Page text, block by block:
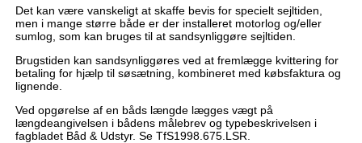
Det kan være vanskeligt at skaffe bevis for specielt sejltiden,
men i mange større både er der installeret motorlog og/eller
sumlog, som kan bruges til at sandsynliggøre sejltiden.
Brugstiden kan sandsynliggøres ved at fremlægge kvittering for
betaling for hjælp til søsætning, kombineret med købsfaktura og
lignende.
Ved opgørelse af en båds længde lægges vægt på
længdeangivelsen i bådens målebrev og typebeskrivelsen i
fagbladet Båd & Udstyr. Se TfS1998.675.LSR.